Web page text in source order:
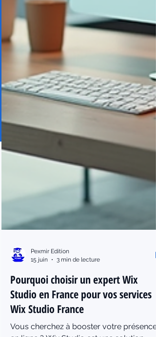
15 juin
3 min de lecture
Pourquoi choisir un expert Wix
Studio en France pour vos services
Wix Studio France